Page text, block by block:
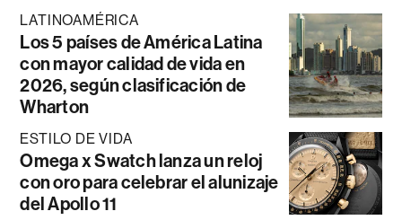
LATINOAMÉRICA
Los 5 países de América Latina
con mayor calidad de vida en
2026, según clasificación de
Wharton
ESTILO DE VIDA
Omega x Swatch lanza un reloj
con oro para celebrar el alunizaje
del Apollo 11